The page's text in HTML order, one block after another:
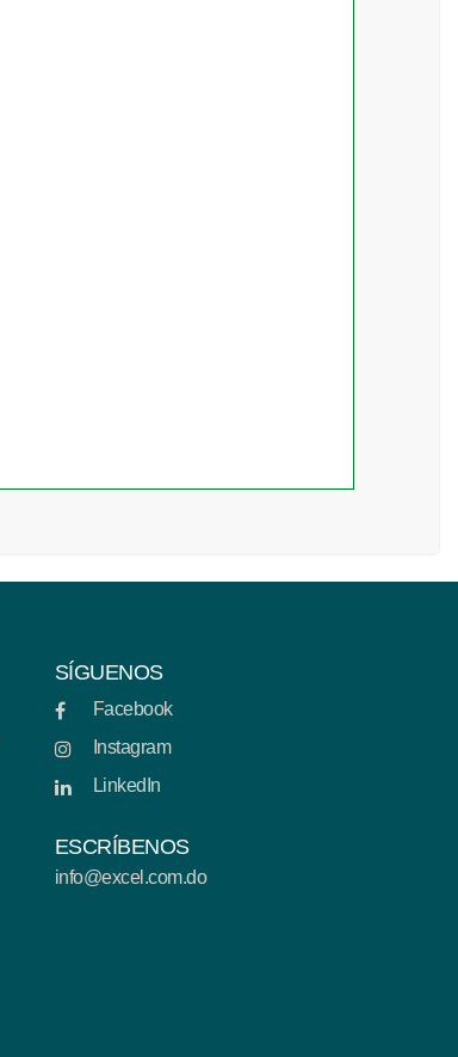
SÍGUENOS
Facebook
Instagram
LinkedIn
ESCRÍBENOS
info@excel.com.do